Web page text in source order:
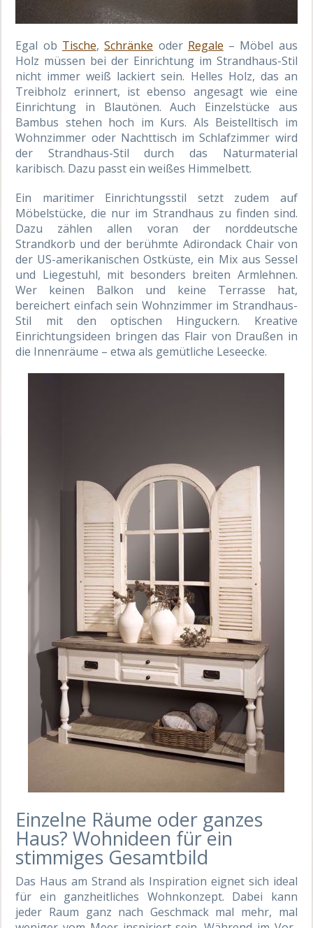
Egal ob Tische,Schränke oder Regale – Möbel aus
Holz müssen bei der Einrichtung im Strandhaus-Stil
nicht immer weiß lackiert sein. Helles Holz, das an
Treibholz erinnert, ist ebenso angesagt wie eine
Einrichtung in Blautönen. Auch Einzelstücke aus
Bambus stehen hoch im Kurs. Als Beistelltisch im
Wohnzimmer oder Nachttisch im Schlafzimmer wird
der Strandhaus-Stil durch das Naturmaterial
karibisch. Dazu passt ein weißes Himmelbett.
Ein maritimer Einrichtungsstil setzt zudem auf
Möbelstücke, die nur im Strandhaus zu finden sind.
Dazu zählen allen voran der norddeutsche
Strandkorb und der berühmte Adirondack Chair von
der US-amerikanischen Ostküste, ein Mix aus Sessel
und Liegestuhl, mit besonders breiten Armlehnen.
Wer keinen Balkon und keine Terrasse hat,
bereichert einfach sein Wohnzimmer im Strandhaus-
Stil mit den optischen Hinguckern. Kreative
Einrichtungsideen bringen das Flair von Draußen in
die Innenräume – etwa als gemütliche Leseecke.
Einzelne Räume oder ganzes
Haus? Wohnideen für ein
stimmiges Gesamtbild
Das Haus am Strand als Inspiration eignet sich ideal
für ein ganzheitliches Wohnkonzept. Dabei kann
jeder Raum ganz nach Geschmack mal mehr, mal